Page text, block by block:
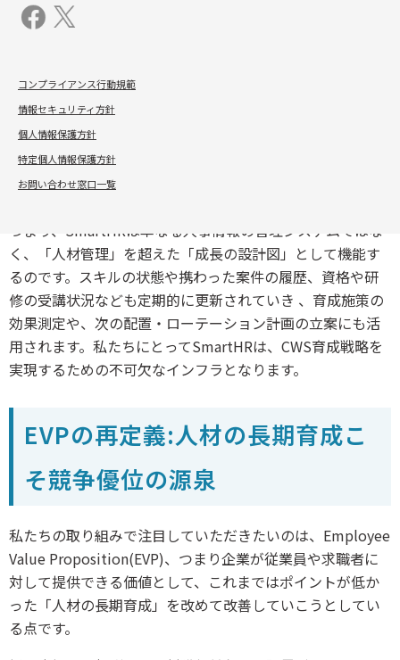
コンプライアンス行動規範
情報セキュリティ方針
個人情報保護方針
特定個人情報保護方針
お問い合わせ窓口一覧
のスキルセット)のギャップが可視化されます。
す。SmartHRを通じて「この社員はもう少し経験領域を広
げる必要がある。次のタイミングでアサイン変更を進めた
が○人になりそう」 といった戦略的判断が可能になりま
す。採用と労務の間をつなぐような人材が社内にいること
も発見できます。
つまり、SmartHRは単なる人事情報の管理システムではな
く、「人材管理」を超えた「成長の設計図」として機能す
るのです。スキルの状態や携わった案件の履歴、資格や研
修の受講状況なども定期的に更新されていき 、育成施策の
効果測定や、次の配置・ローテーション計画の立案にも活
用されます。私たちにとってSmartHRは、CWS育成戦略を
実現するための不可欠なインフラとなります。
EVPの再定義:人材の長期育成こ
そ競争優位の源泉
私たちの取り組みで注目していただきたいのは、Employee
Value Proposition(EVP)、つまり企業が従業員や求職者に
対して提供できる価値として、これまではポイントが低か
った「人材の長期育成」を改めて改善していこうとしてい
る点です。